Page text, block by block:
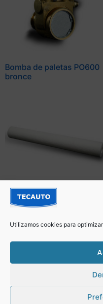
Utilizamos cookies para
Bomba de paletas PO600
bronce
Filtro polipropileno 20″
@Tecautosc 2022 –
Política de Privacidad y